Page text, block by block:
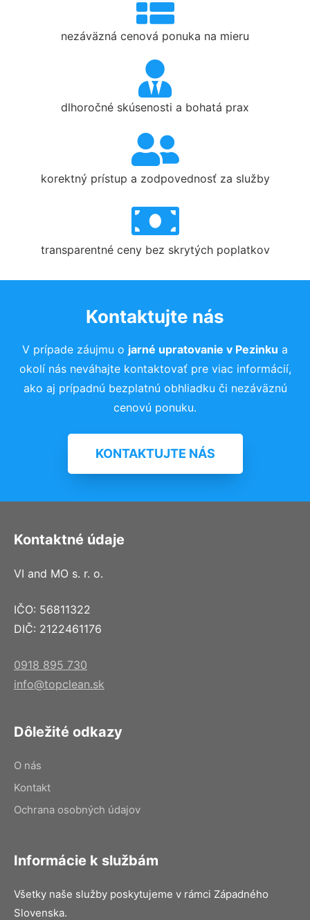
nezáväzná cenová ponuka na mieru
dlhoročné skúsenosti a bohatá prax
korektný prístup a zodpovednosť za služby
transparentné ceny bez skrytých poplatkov
Kontaktujte nás
V prípade záujmu o jarné upratovanie v Pezinku a
okolí nás neváhajte kontaktovať pre viac informácií,
ako aj prípadnú bezplatnú obhliadku či nezáväznú
cenovú ponuku.
KONTAKTUJTE NÁS
Kontaktné údaje
VI and MO s. r. o.
IČO: 56811322
DIČ: 2122461176
0918 895 730
info@topclean.sk
Dôležité odkazy
O nás
Kontakt
Ochrana osobných údajov
Informácie k službám
Všetky naše služby poskytujeme v rámci Západného
Slovenska.